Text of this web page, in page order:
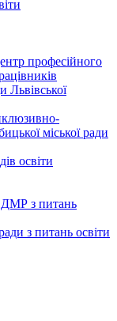
професійного
Львівської
міської ради
освіти
ДМР з питань
з питань освіти